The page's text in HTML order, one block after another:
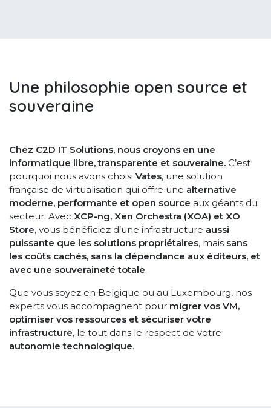
Une philosophie open source et
souveraine
Chez C2D IT Solutions, nous croyons en une
informatique libre, transparente et souveraine. C’est
pourquoi nous avons choisi Vates, une solution
française de virtualisation qui offre une alternative
moderne, performante et open source aux géants du
secteur. Avec XCP-ng, Xen Orchestra (XOA) et XO
Store, vous bénéficiez d’une infrastructure aussi
puissante que les solutions propriétaires, mais sans
les coûts cachés, sans la dépendance aux éditeurs, et
avec une souveraineté totale.
Que vous soyez en Belgique ou au Luxembourg, nos
experts vous accompagnent pour migrer vos VM,
optimiser vos ressources et sécuriser votre
infrastructure, le tout dans le respect de votre
autonomie technologique.